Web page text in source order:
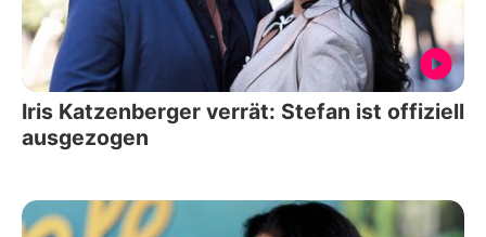
Iris Katzenberger verrät: Stefan ist offiziell
ausgezogen